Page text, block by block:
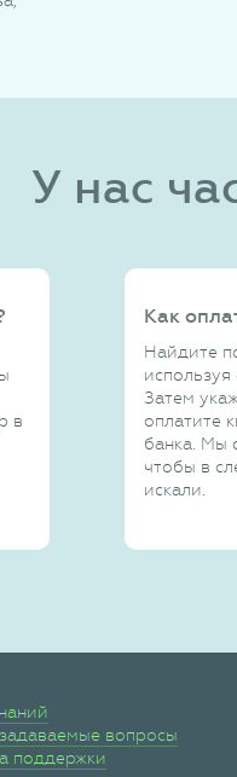
У нас
в
Как
Найдите
Затем
оплатите
банка. Мы
чтобы в
искали.
вопросы
поддержки